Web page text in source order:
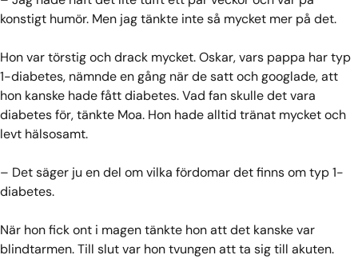
konstigt humör. Men jag tänkte inte så mycket mer på det.
Hon var törstig och drack mycket. Oskar, vars pappa har typ
1-diabetes, nämnde en gång när de satt och googlade, att
hon kanske hade fått diabetes. Vad fan skulle det vara
diabetes för, tänkte Moa. Hon hade alltid tränat mycket och
levt hälsosamt.
– Det säger ju en del om vilka fördomar det finns om typ 1-
diabetes.
När hon fick ont i magen tänkte hon att det kanske var
blindtarmen. Till slut var hon tvungen att ta sig till akuten.